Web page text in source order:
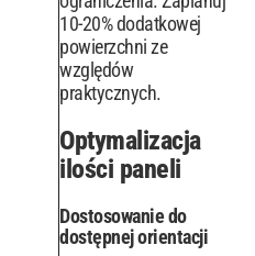
10-20% dodatkowej
powierzchni ze
względów
praktycznych.
Optymalizacja
ilości paneli
Dostosowanie do
dostępnej orientacji